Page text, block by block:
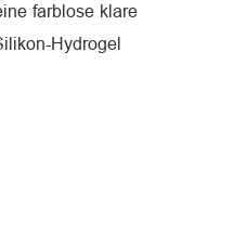
farblose klare
Hydrogel